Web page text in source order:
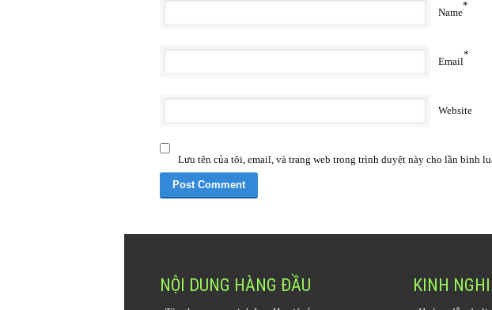
Name
*
Email
*
Website
Lưu tên của tôi, email, và trang web trong trình duyệt này cho lần bình
NỘI DUNG HÀNG ĐẦU KINH